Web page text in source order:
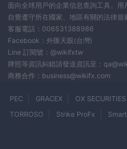
面向全球用戶的企業信息查詢工具。用
自覺遵守所在國家、地區有關的法律規
客服電話：006531388986
Facebook：外匯天眼(台灣)
Line 訂閱號：@wikifxtw
牌照等資訊糾錯請發送資訊至：
商務合作：business@wikifx.com
PEC GRACEX OX SECURITIES
TORROSO
Strike ProFx